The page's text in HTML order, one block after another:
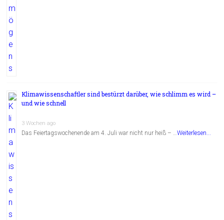
Klimawissenschaftler sind bestürzt darüber, wie schlimm es wird –
und wie schnell
3 Wochen ago
Das Feiertagswochenende am 4. Juli war nicht nur heiß – …Weiterlesen...